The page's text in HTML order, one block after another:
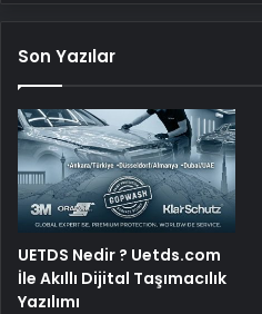
Son Yazılar
UETDS Nedir ? Uetds.com
İle Akıllı Dijital Taşımacılık
Yazılımı